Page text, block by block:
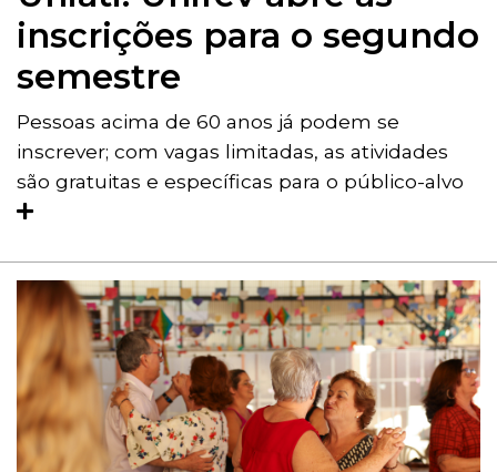
inscrições para o segundo
semestre
Pessoas acima de 60 anos já podem se
inscrever; com vagas limitadas, as atividades
são gratuitas e específicas para o público-alvo